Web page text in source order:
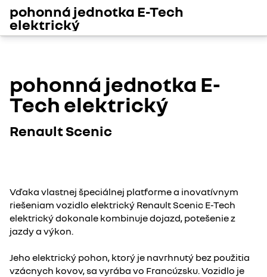
pohonná jednotka E-Tech
elektrický
pohonná jednotka E-
Tech elektrický
Renault Scenic
Vďaka vlastnej špeciálnej platforme a inovatívnym
riešeniam vozidlo elektrický Renault Scenic E-Tech
elektrický dokonale kombinuje dojazd, potešenie z
jazdy a výkon.
Jeho elektrický pohon, ktorý je navrhnutý bez použitia
vzácnych kovov, sa vyrába vo Francúzsku. Vozidlo je